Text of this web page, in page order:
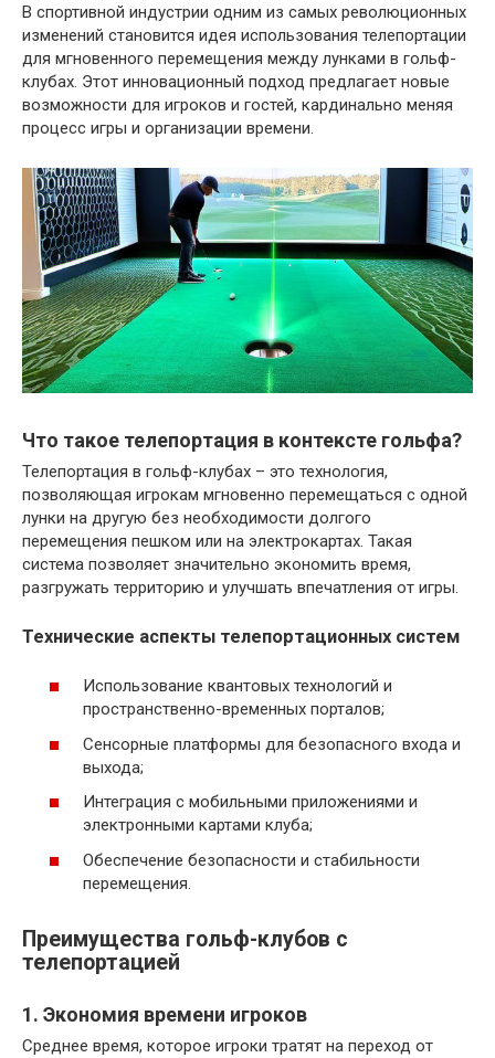
В спортивной индустрии одним из самых революционных
изменений становится идея использования телепортации
для мгновенного перемещения между лунками в гольф-
клубах. Этот инновационный подход предлагает новые
возможности для игроков и гостей, кардинально меняя
процесс игры и организации времени.
Что такое телепортация в контексте гольфа?
Телепортация в гольф-клубах – это технология,
позволяющая игрокам мгновенно перемещаться с одной
лунки на другую без необходимости долгого
перемещения пешком или на электрокартах. Такая
система позволяет значительно экономить время,
разгружать территорию и улучшать впечатления от игры.
Технические аспекты телепортационных систем
Использование квантовых технологий и
пространственно-временных порталов;
Сенсорные платформы для безопасного входа и
выхода;
Интеграция с мобильными приложениями и
электронными картами клуба;
Обеспечение безопасности и стабильности
перемещения.
Преимущества гольф-клубов с
телепортацией
1. Экономия времени игроков
Среднее время, которое игроки тратят на переход от